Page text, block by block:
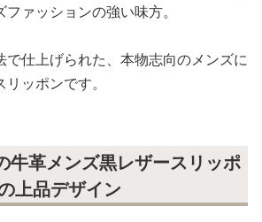
ァッションの強い味方。
で仕上げられた、本物志向のメンズに
ッポンです。
牛革メンズ黒レザースリッポ
上品デザイン